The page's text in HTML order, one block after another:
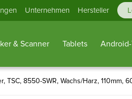
Unternehmen Hersteller
& Scanner Tablets
TSC, 8550-SWR, Wachs/Harz, 110mm,